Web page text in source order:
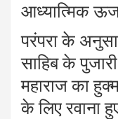
आध्यात्मिक
परंपरा के
साहिब के
महाराज का
के लिए रवाना